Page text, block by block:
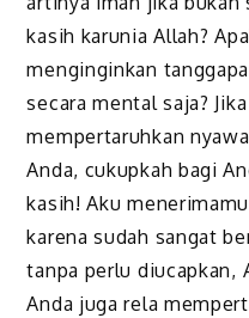
kasih karunia Allah?
menginginkan
secara mental saja?
mempertaruhkan
Anda, cukupkah bagi
kasih! Aku
karena sudah sangat
tanpa perlu diucapkan,
Anda juga rela